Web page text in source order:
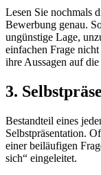
Lesen Sie nochmals
Bewerbung genau.
ungünstige Lage,
einfachen Frage
ihre Aussagen auf
3.
Bestandteil eines
Selbstpräsentation.
einer beiläufigen
sich“ eingeleitet.